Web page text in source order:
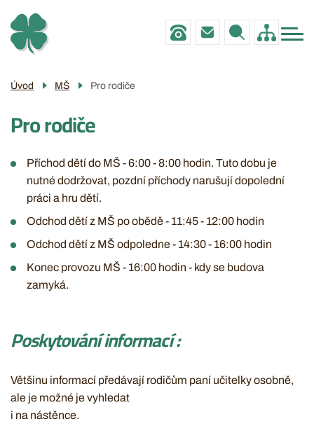
hlavnímu
Menu
navigace
ZŠ
MŠ
GALERIE
KONTAKTY
Úvod MŠ Pro rodiče
Pro rodiče
Příchod dětí do MŠ - 6:00 - 8:00 hodin. Tuto dobu je
nutné dodržovat, pozdní příchody narušují dopolední
práci a hru dětí.
Odchod dětí z MŠ po obědě - 11:45 - 12:00 hodin
Odchod dětí z MŠ odpoledne - 14:30 - 16:00 hodin
Konec provozu MŠ - 16:00 hodin - kdy se budova
zamyká.
Poskytování informací :
Vět­ši­nu in­for­ma­cí pře­dá­va­jí ro­di­čům pa­ní uči­tel­ky osob­ně,
ale je mož­né je vy­hle­dat
i na ná­stěn­ce.